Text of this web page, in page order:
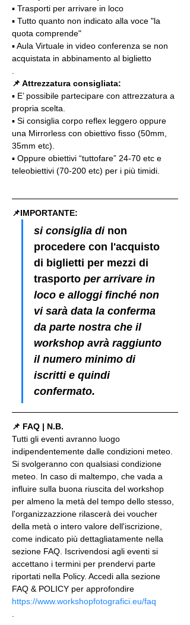
▪️ Trasporti per arrivare in loco
▪️ Tutto quanto non indicato alla voce "la
quota comprende"
▪️ Aula Virtuale in video conferenza se non
acquistata in abbinamento al biglietto
📌 Attrezzatura consigliata:
▪️ E’ possibile partecipare con attrezzatura a
propria scelta.
▪️ Si consiglia corpo reflex leggero oppure
una Mirrorless con obiettivo fisso (50mm,
35mm etc).
▪️ Oppure obiettivi “tuttofare” 24-70 etc e
teleobiettivi (70-200 etc) per i più timidi.
📌IMPORTANTE:
si consiglia di non
procedere con l'acquisto
di biglietti per mezzi di
trasporto per arrivare in
loco e alloggi finché non
vi sarà data la conferma
da parte nostra che il
workshop avrà raggiunto
il numero minimo di
iscritti e quindi
confermato.
📌 FAQ | N.B.
Tutti gli eventi avranno luogo
indipendentemente dalle condizioni meteo.
Si svolgeranno con qualsiasi condizione
meteo. In caso di maltempo, che vada a
influire sulla buona riuscita del workshop
per almeno la metà del tempo dello stesso,
l'organizzazzione rilascerà dei voucher
della metà o intero valore dell'iscrizione,
come indicato più dettagliatamente nella
sezione FAQ. Iscrivendosi agli eventi si
accettano i termini per prendervi parte
riportati nella Policy. Accedi alla sezione
FAQ & POLICY per approfondire
https://www.workshopfotografici.eu/faq